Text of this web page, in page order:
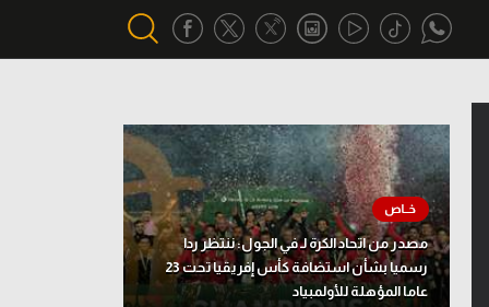
أقسام خاصة
Gamers
ميركاتو
تحقيق في الجول
تقرير في الجول
مصدر من اتحاد الكرة لـ في الجول: ننتظر ردا
رسميا بشأن استضافة كأس إفريقيا تحت 23
عاما المؤهلة للأولمبياد